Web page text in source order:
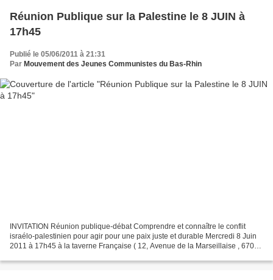
Réunion Publique sur la Palestine le 8 JUIN à
17h45
Publié le 05/06/2011 à 21:31
Par Mouvement des Jeunes Communistes du Bas-Rhin
INVITATION Réunion publique-débat Comprendre et connaître le conflit
israélo-palestinien pour agir pour une paix juste et durable Mercredi 8 Juin
2011 à 17h45 à la taverne Française ( 12, Avenue de la Marseillaise , 67000